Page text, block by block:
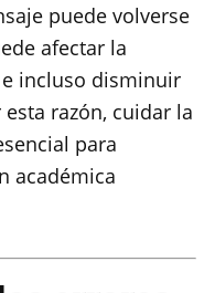
puede volverse
afectar la
incluso disminuir
razón, cuidar la
para
académica